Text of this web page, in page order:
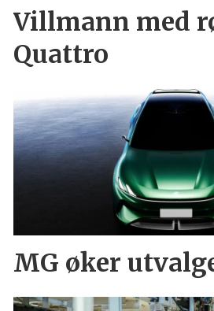
Villmann med
Quattro
MG øker